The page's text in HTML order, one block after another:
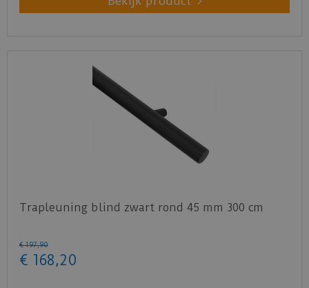
Trapleuning blind zwart rond 45 mm 300 cm
€ 197,90
€ 168,20